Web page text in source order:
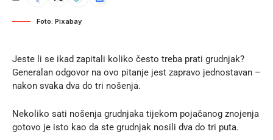
Foto: Pixabay
Jeste li se ikad zapitali koliko često treba prati grudnjak?
Generalan odgovor na ovo pitanje jest zapravo jednostavan –
nakon svaka dva do tri nošenja.
Nekoliko sati nošenja grudnjaka tijekom pojačanog znojenja
gotovo je isto kao da ste grudnjak nosili dva do tri puta.